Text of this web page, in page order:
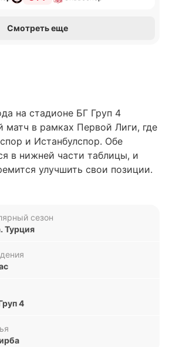
Смотреть еще
на стадионе БГ Груп 4
матч в рамках Первой Лиги, где
и Истанбулспор. Обе
в нижней части таблицы, и
улучшить свои позиции.
решающим для обеих команд в
одержав три победы, одну
одно поражение. За это время
и пропустила 4, что
стабильной атаке и надежной
сезон
Турция
4